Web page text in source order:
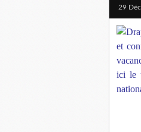
29
et
ici le